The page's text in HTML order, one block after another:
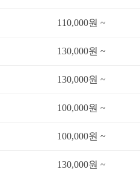
110,000원 ~
130,000원 ~
130,000원 ~
100,000원 ~
100,000원 ~
130,000원 ~